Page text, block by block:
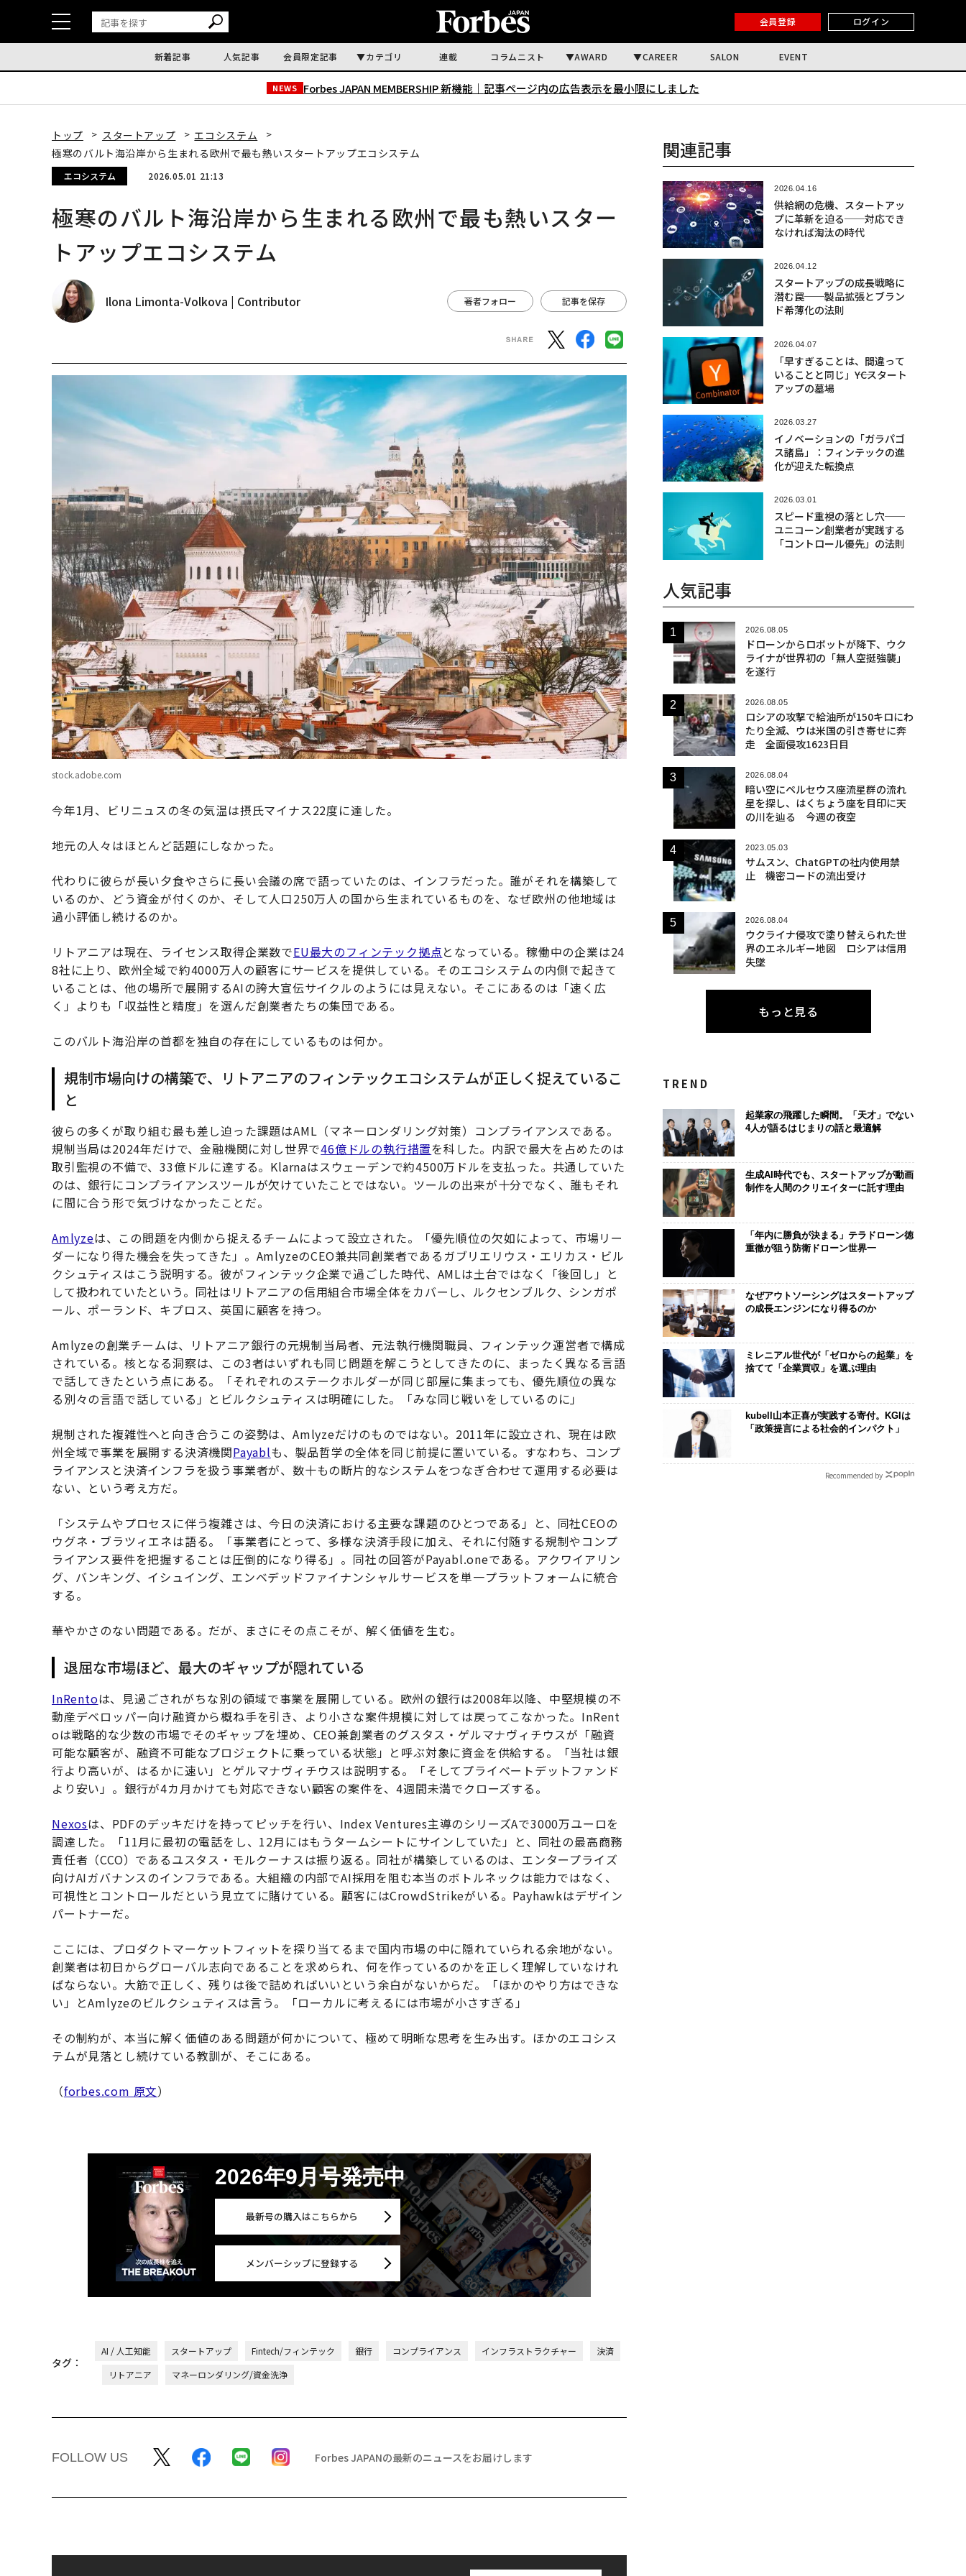
会員登録 ログイン
新着記事 人気記事 会員限定記事 カテゴリ 連載 コラムニスト AWARD CAREER SALON EVENT
NEWS Forbes JAPAN MEMBERSHIP 新機能｜ 記事ページ内の広告表示を最小限にしました
トップ スタートアップ
エコシステム
極寒のバルト海沿岸から生まれる欧州で最も熱いスタートアップエコシステム
エコシステム 2026.05.01 21:13
極寒のバルト海沿岸から生まれる欧州で最も熱いスター
トアップエコシステム
Ilona Limonta-Volkova | Contributor 著者フォロー 記事を保存
stock.adobe.com
今年1月、ビリニュスの冬の気温は摂氏マイナス22度に達した。
地元の人々はほとんど話題にしなかった。
代わりに彼らが長い夕食やさらに長い会議の席で語っていたのは、インフラだった。誰がそれを構築して
いるのか、どう資金が付くのか、そして人口250万人の国から生まれているものを、なぜ欧州の他地域は
過小評価し続けるのか。
リトアニアは現在、ライセンス取得企業数でEU最大のフィンテック拠点となっている。稼働中の企業は24
8社に上り、欧州全域で約4000万人の顧客にサービスを提供している。そのエコシステムの内側で起きて
いることは、他の場所で展開するAIの誇大宣伝サイクルのようには見えない。そこにあるのは「速く広
く」よりも「収益性と精度」を選んだ創業者たちの集団である。
このバルト海沿岸の首都を独自の存在にしているものは何か。
規制市場向けの構築で、リトアニアのフィンテックエコシステムが正しく捉えているこ
と
彼らの多くが取り組む最も差し迫った課題はAML（マネーロンダリング対策）コンプライアンスである。
規制当局は2024年だけで、金融機関に対し世界で46億ドルの執行措置を科した。内訳で最大を占めたのは
取引監視の不備で、33億ドルに達する。Klarnaはスウェーデンで約4500万ドルを支払った。共通していた
のは、銀行にコンプライアンスツールが欠けていたことではない。ツールの出来が十分でなく、誰もそれ
に間に合う形で気づけなかったことだ。
Amlyzeは、この問題を内側から捉えるチームによって設立された。「優先順位の欠如によって、市場リー
ダーになり得た機会を失ってきた」。AmlyzeのCEO兼共同創業者であるガブリエリウス・エリカス・ビル
クシュティスはこう説明する。彼がフィンテック企業で過ごした時代、AMLは土台ではなく「後回し」と
して扱われていたという。同社はリトアニアの信用組合市場全体をカバーし、ルクセンブルク、シンガポ
ール、ポーランド、キプロス、英国に顧客を持つ。
Amlyzeの創業チームは、リトアニア銀行の元規制当局者、元法執行機関職員、フィンテック運営者で構成
されている。核となる洞察は、この3者はいずれも同じ問題を解こうとしてきたのに、まったく異なる言語
で話してきたという点にある。「それぞれのステークホルダーが同じ部屋に集まっても、優先順位の異な
る別々の言語で話している」とビルクシュティスは明確にした。「みな同じ戦いをしているのに」
規制された複雑性へと向き合うこの姿勢は、Amlyzeだけのものではない。2011年に設立され、現在は欧
州全域で事業を展開する決済機関Payablも、製品哲学の全体を同じ前提に置いている。すなわち、コンプ
ライアンスと決済インフラを扱う事業者が、数十もの断片的なシステムをつなぎ合わせて運用する必要は
ない、という考え方だ。
「システムやプロセスに伴う複雑さは、今日の決済における主要な課題のひとつである」と、同社CEOの
ウグネ・ブラツィエネは語る。「事業者にとって、多様な決済手段に加え、それに付随する規制やコンプ
ライアンス要件を把握することは圧倒的になり得る」。同社の回答がPayabl.oneである。アクワイアリン
グ、バンキング、イシュイング、エンベデッドファイナンシャルサービスを単一プラットフォームに統合
する。
華やかさのない問題である。だが、まさにその点こそが、解く価値を生む。
退屈な市場ほど、最大のギャップが隠れている
InRentoは、見過ごされがちな別の領域で事業を展開している。欧州の銀行は2008年以降、中堅規模の不
動産デベロッパー向け融資から概ね手を引き、より小さな案件規模に対しては戻ってこなかった。InRent
oは戦略的な少数の市場でそのギャップを埋め、CEO兼創業者のグスタス・ゲルマナヴィチウスが「融資
可能な顧客が、融資不可能なプロジェクトに乗っている状態」と呼ぶ対象に資金を供給する。「当社は銀
行より高いが、はるかに速い」とゲルマナヴィチウスは説明する。「そしてプライベートデットファンド
より安い」。銀行が4カ月かけても対応できない顧客の案件を、4週間未満でクローズする。
Nexosは、PDFのデッキだけを持ってピッチを行い、Index Ventures主導のシリーズAで3000万ユーロを
調達した。「11月に最初の電話をし、12月にはもうタームシートにサインしていた」と、同社の最高商務
責任者（CCO）であるユスタス・モルクーナスは振り返る。同社が構築しているのは、エンタープライズ
向けAIガバナンスのインフラである。大組織の内部でAI採用を阻む本当のボトルネックは能力ではなく、
可視性とコントロールだという見立てに賭けている。顧客にはCrowdStrikeがいる。Payhawkはデザイン
パートナーだ。
ここには、プロダクトマーケットフィットを探り当てるまで国内市場の中に隠れていられる余地がない。
創業者は初日からグローバル志向であることを求められ、何を作っているのかを正しく理解していなけれ
ばならない。大筋で正しく、残りは後で詰めればいいという余白がないからだ。「ほかのやり方はできな
い」とAmlyzeのビルクシュティスは言う。「ローカルに考えるには市場が小さすぎる」
その制約が、本当に解く価値のある問題が何かについて、極めて明晰な思考を生み出す。ほかのエコシス
テムが見落とし続けている教訓が、そこにある。
（forbes.com 原文）
2026年9月号発売中
最新号の購入はこちらから
メンバーシップに登録する
タグ：
AI / 人工知能 スタートアップ Fintech/フィンテック 銀行 コンプライアンス インフラストラクチャー
決済
リトアニア
マネーロンダリング/資金洗浄
FOLLOW US Forbes JAPANの最新のニュースをお届けします
関連記事
2026.04.16
供給網の危機、スタートアッ
プに革新を迫る──対応でき
なければ淘汰の時代
2026.04.12
スタートアップの成長戦略に
潜む罠──製品拡張とブラン
ド希薄化の法則
2026.04.07
「早すぎることは、間違って
いることと同じ」――YCスタート
アップの墓場
2026.03.27
イノベーションの「ガラパゴ
ス諸島」：フィンテックの進
化が迎えた転換点
2026.03.01
スピード重視の落とし穴──
ユニコーン創業者が実践する
「コントロール優先」の法則
人気記事
2026.08.05
ドローンからロボットが降下、ウク
ライナが世界初の「無人空挺強襲」
を遂行
2026.08.05
ロシアの攻撃で給油所が150キロにわ
たり全滅、ウは米国の引き寄せに奔
走 全面侵攻1623日目
2026.08.04
暗い空にペルセウス座流星群の流れ
星を探し、はくちょう座を目印に天
の川を辿る 今週の夜空
2023.05.03
サムスン、ChatGPTの社内使用禁
止 機密コードの流出受け
2026.08.04
ウクライナ侵攻で塗り替えられた世
界のエネルギー地図 ロシアは信用
失墜
もっと見る
TREND
起業家の飛躍した瞬間。「天才」でない
4人が語るはじまりの話と最適解
生成AI時代でも、スタートアップが動画
制作を人間のクリエイターに託す理由
「年内に勝負が決まる」テラドローン徳
重徹が狙う防衛ドローン世界一
なぜアウトソーシングはスタートアップ
の成長エンジンになり得るのか
ミレニアル世代が「ゼロからの起業」を
捨てて「企業買収」を選ぶ理由
kubell山本正喜が実践する寄付。KGIは
「政策提言による社会的インパクト」
Recommended by